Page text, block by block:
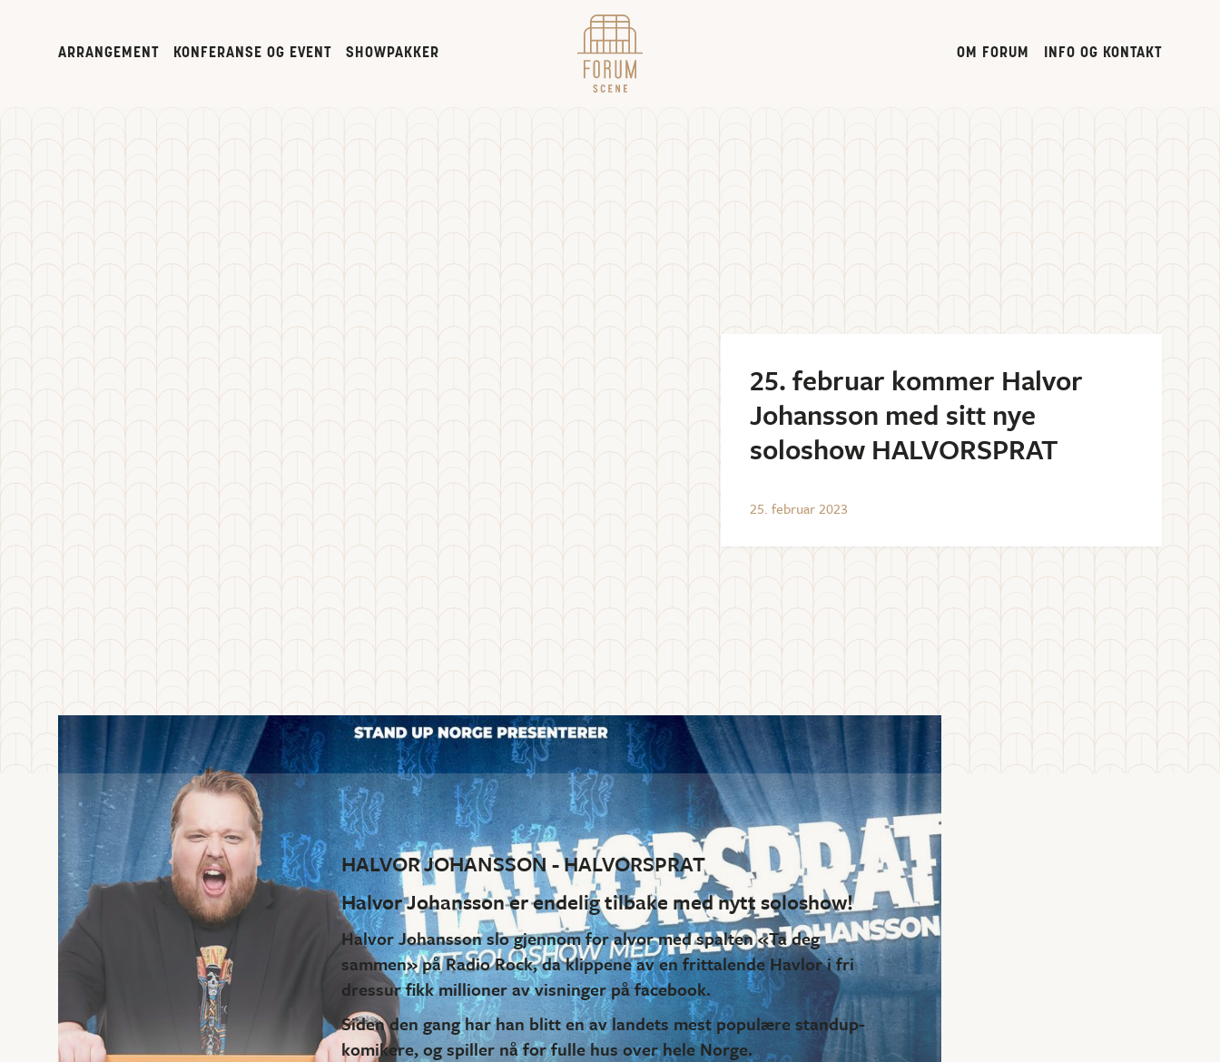
ARRANGEMENT KONFERANSE OG EVENT SHOWPAKKER OM FORUM INFO OG KONTAKT
25. februar kommer Halvor
Johansson med sitt nye
soloshow HALVORSPRAT
25. februar2023
HALVOR JOHANSSON - HALVORSPRAT
Halvor Johansson er endelig tilbake med nytt soloshow!
Halvor Johansson slo gjennom for alvor med spalten «Ta deg
sammen» på Radio Rock, da klippene av en frittalende Havlor i fri
dressur fikk millioner av visninger på facebook.
Siden den gang har han blitt en av landets mest populære standup-
komikere, og spiller nå for fulle hus over hele Norge.